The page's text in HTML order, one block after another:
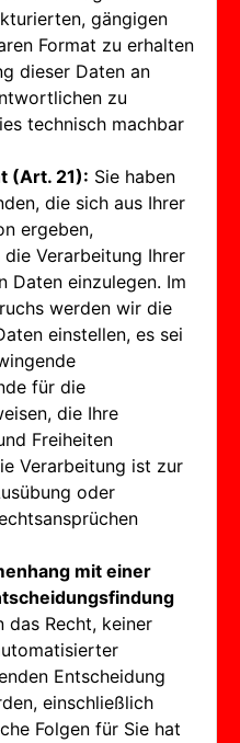
gängigen
Format zu erhalten
dieser Daten an
zu
technisch machbar
(Art. 21): Sie haben
die sich aus Ihrer
ergeben,
Verarbeitung Ihrer
Daten einzulegen. Im
werden wir die
einstellen, es sei
für die
die Ihre
Freiheiten
Verarbeitung ist zur
oder
mit einer
das Recht, keiner
Entscheidung
einschließlich
Folgen für Sie hat